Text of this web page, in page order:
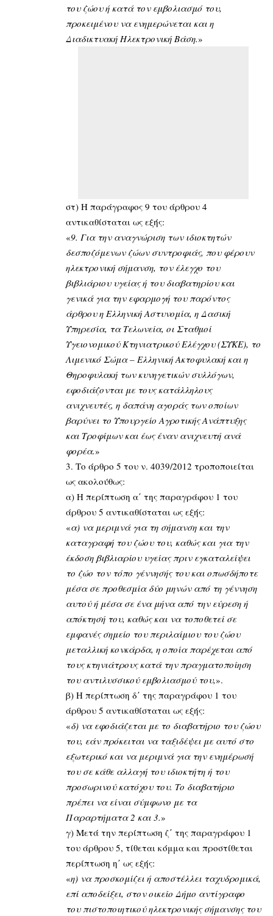
του ζώου ή κατά τον εμβολιασμό του,
προκειμένου να ενημερώνεται και η
Διαδικτυακή Ηλεκτρονική Βάση.»
στ) Η παράγραφος 9 του άρθρου 4
αντικαθίσταται ως εξής:
«9. Για την αναγνώριση των ιδιοκτητών
δεσποζόμενων ζώων συντροφιάς, που φέρουν
ηλεκτρονική σήμανση, τον έλεγχο του
βιβλιάριου υγείας ή του διαβατηρίου και
γενικά για την εφαρμογή του παρόντος
άρθρου η Ελληνική Αστυνομία, η Δασική
Υπηρεσία, τα Τελωνεία, οι Σταθμοί
Υγειονομικού Κτηνιατρικού Ελέγχου (ΣΥΚΕ), το
Λιμενικό Σώμα – Ελληνική Ακτοφυλακή και η
Θηροφυλακή των κυνηγετικών συλλόγων,
εφοδιάζονται με τους κατάλληλους
ανιχνευτές, η δαπάνη αγοράς των οποίων
βαρύνει το Υπουργείο Αγροτικής Ανάπτυξης
και Τροφίμων και έως έναν ανιχνευτή ανά
φορέα.»
3. Το άρθρο 5 του ν. 4039/2012 τροποποιείται
ως ακολούθως:
α) Η περίπτωση α΄ της παραγράφου 1 του
άρθρου 5 αντικαθίσταται ως εξής:
«α) να μεριμνά για τη σήμανση και την
καταγραφή του ζώου του, καθώς και για την
έκδοση βιβλιαρίου υγείας πριν εγκαταλείψει
το ζώο τον τόπο γέννησής του και οπωσδήποτε
μέσα σε προθεσμία δύο μηνών από τη γέννηση
αυτού ή μέσα σε ένα μήνα από την εύρεση ή
απόκτησή του, καθώς και να τοποθετεί σε
εμφανές σημείο του περιλαίμιου του ζώου
μεταλλική κονκάρδα, η οποία παρέχεται από
τους κτηνιάτρους κατά την πραγματοποίηση
του αντιλυσσικού εμβολιασμού του,».
β) Η περίπτωση δ΄ της παραγράφου 1 του
άρθρου 5 αντικαθίσταται ως εξής:
«δ) να εφοδιάζεται με το διαβατήριο του ζώου
του, εάν πρόκειται να ταξιδέψει με αυτό στο
εξωτερικό και να μεριμνά για την ενημέρωσή
του σε κάθε αλλαγή του ιδιοκτήτη ή του
προσωρινού κατόχου του. Το διαβατήριο
πρέπει να είναι σύμφωνο με τα
Παραρτήματα 2 και 3.»
γ) Μετά την περίπτωση ζ΄ της παραγράφου 1
του άρθρου 5, τίθεται κόμμα και προστίθεται
περίπτωση η΄ ως εξής:
«η) να προσκομίζει ή αποστέλλει ταχυδρομικά,
επί αποδείξει, στον οικείο Δήμο αντίγραφο
του πιστοποιητικού ηλεκτρονικής σήμανσης του